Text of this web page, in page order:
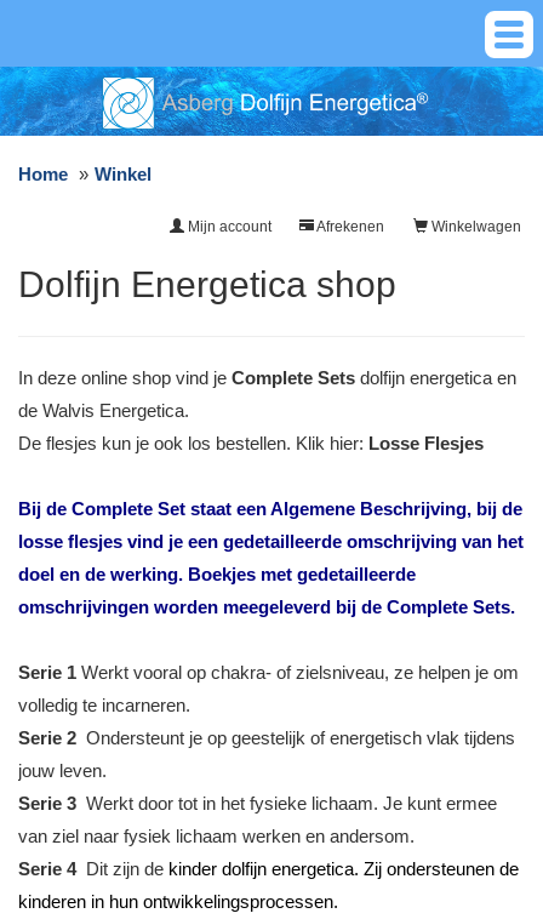
Home Winkel
Winkelwagen
Afrekenen
Mijn account
Dolfijn Energetica shop
In deze online shop vind je Complete Sets dolfijn energetica en
de Walvis Energetica.
De flesjes kun je ook los bestellen. Klik hier: Losse Flesjes
Bij de Complete Set staat een Algemene Beschrijving, bij de
losse flesjes vind je een gedetailleerde omschrijving van het
doel en de werking. Boekjes met gedetailleerde
omschrijvingen worden meegeleverd bij de Complete Sets.
Serie 1 Werkt vooral op chakra- of zielsniveau, ze helpen je om
volledig te incarneren.
Serie 2 Ondersteunt je op geestelijk of energetisch vlak tijdens
jouw leven.
Serie 3 Werkt door tot in het fysieke lichaam. Je kunt ermee
van ziel naar fysiek lichaam werken en andersom.
Serie 4Dit zijn de kinder dolfijn energetica. Zij ondersteunen de
kinderen in hun ontwikkelingsprocessen.